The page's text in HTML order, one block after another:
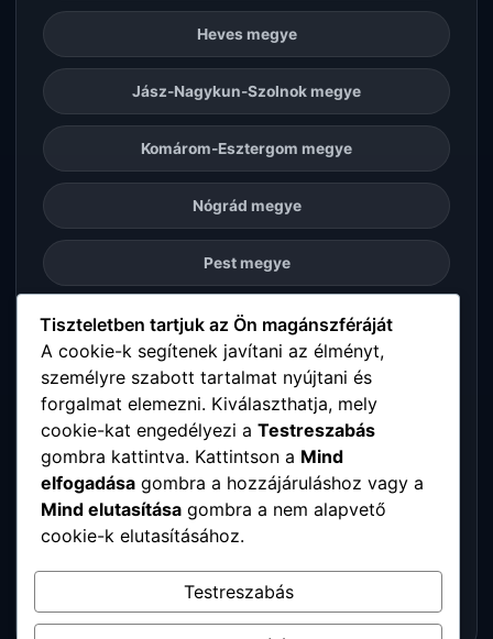
Heves megye
Jász-Nagykun-Szolnok megye
Komárom-Esztergom megye
Nógrád megye
Pest megye
Somogy megye
Szabolcs-Szatmár-Bereg megye
Tolna megye
Vas megye
Veszprém megye
Tiszteletben tartjuk az Ön magánszféráját
A cookie-k segítenek javítani az élményt,
személyre szabott tartalmat nyújtani és
forgalmat elemezni. Kiválaszthatja, mely
cookie-kat engedélyezi a Testreszabás
gombra kattintva. Kattintson a Mind
elfogadása gombra a hozzájáruláshoz vagy a
Mind elutasítása gombra a nem alapvető
cookie-k elutasításához.
Testreszabás